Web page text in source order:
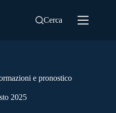
Cerca
e pronostico
2025